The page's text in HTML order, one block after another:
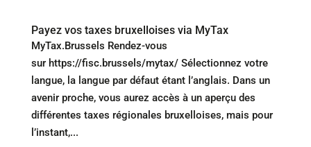
Payez vos taxes bruxelloises via MyTax
MyTax.Brussels Rendez-vous
sur https://fisc.brussels/mytax/ Sélectionnez votre
langue, la langue par défaut étant l’anglais. Dans un
avenir proche, vous aurez accès à un aperçu des
différentes taxes régionales bruxelloises, mais pour
l’instant,...